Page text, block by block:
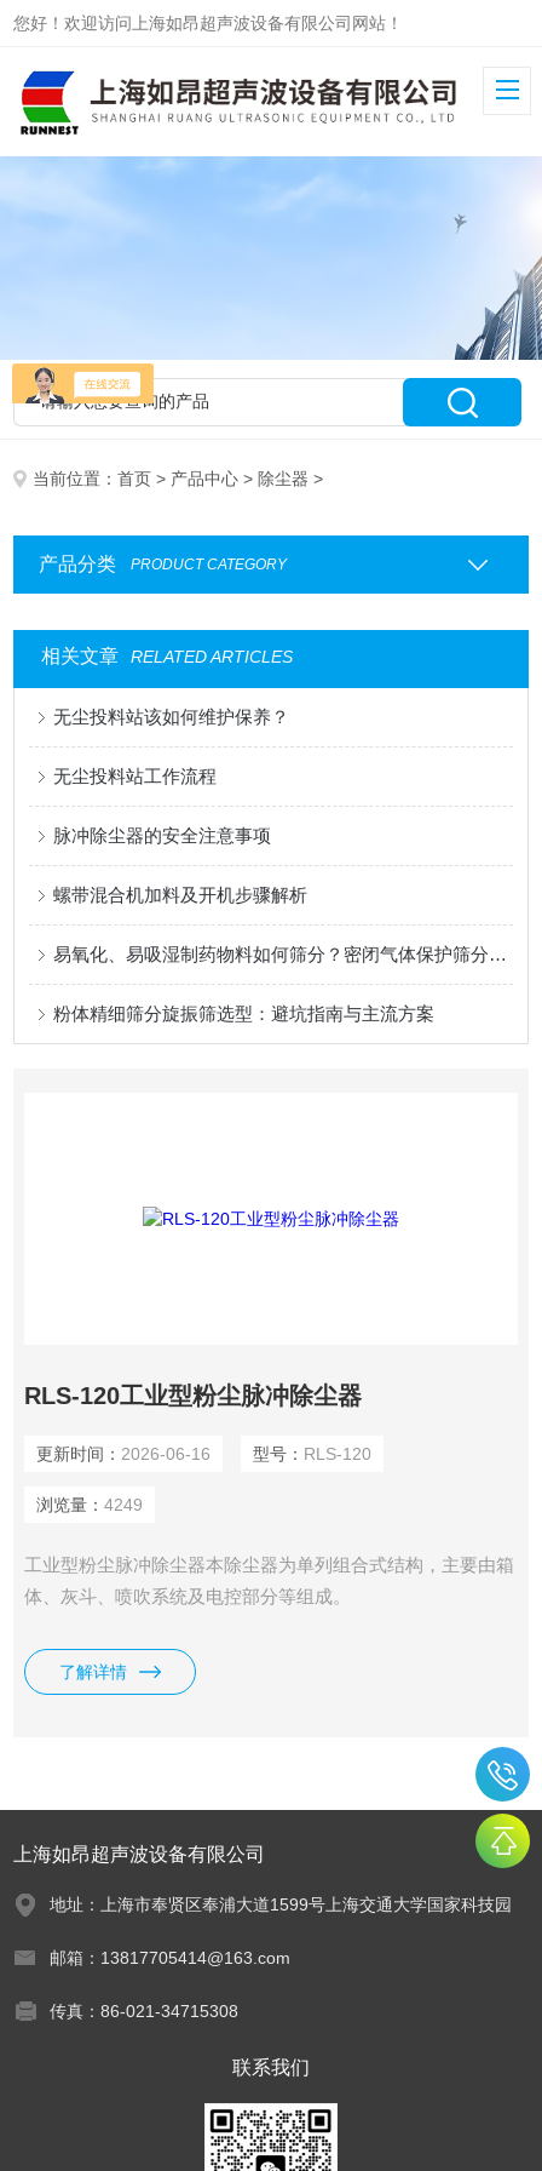
您好！欢迎访问上海如昂超声波设备有限公司网站！
当前位置：首页 > 产品中心 > 除尘器 >
产品分类 PRODUCT CATEGORY
相关文章 RELATED ARTICLES
无尘投料站该如何维护保养？
无尘投料站工作流程
脉冲除尘器的安全注意事项
螺带混合机加料及开机步骤解析
易氧化、易吸湿制药物料如何筛分？密闭气体保护筛分系统介绍
粉体精细筛分旋振筛选型：避坑指南与主流方案
RLS-120工业型粉尘脉冲除尘器
更新时间： 2026-06-16 型号： RLS-120
浏览量： 4249
工业型粉尘脉冲除尘器本除尘器为单列组合式结构，主要由箱
体、灰斗、喷吹系统及电控部分等组成。
了解详情
上海如昂超声波设备有限公司
地址：上海市奉贤区奉浦大道1599号上海交通大学国家科技园
邮箱：13817705414@163.com
传真：86-021-34715308
联系我们